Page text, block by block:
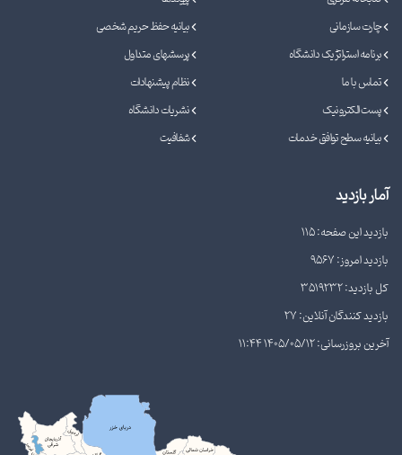
چارت سازمانی
بیانیه حفظ حریم شخصی
برنامه استراتژیک دانشگاه
پرسشهای متداول
تماس با ما
نظام پیشنهادات
پست الکترونیک
نشریات دانشگاه
بیانیه سطح توافق خدمات
شفافیت
آمار بازدید
بازدید این صفحه: 115
بازدید امروز: 9567
کل بازدید: 3519232
بازدید کنندگان آنلاین: 27
آخرین بروزرسانی: 1405/05/12 11:44